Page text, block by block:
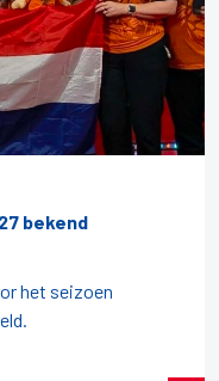
bekend
het seizoen